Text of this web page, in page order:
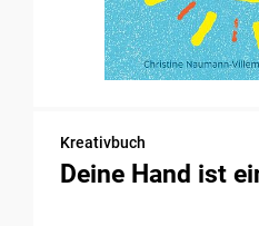
Kreativbuch
Deine Hand ist